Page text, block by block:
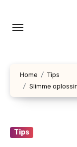
inhoud
Home
Tips
Slimme
Tips